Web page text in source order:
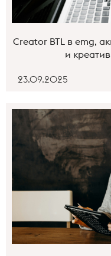
Creator BTL в emg,
и
23.09.2025